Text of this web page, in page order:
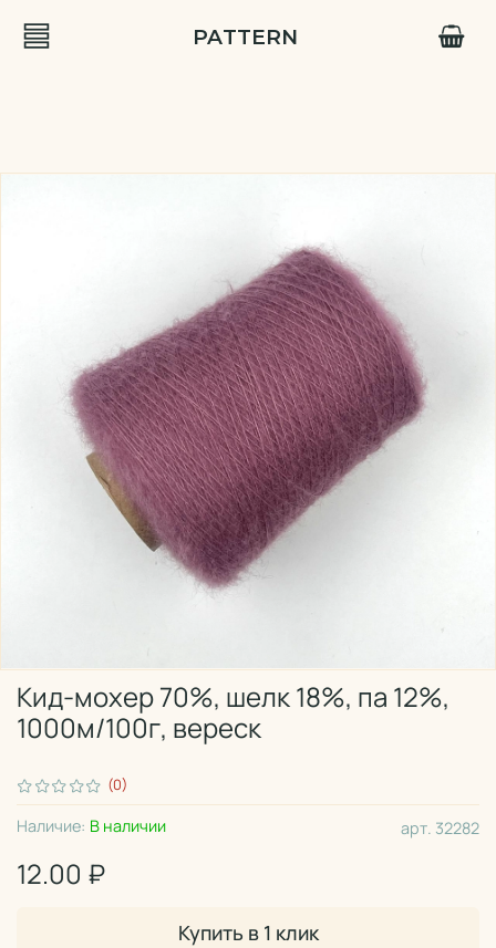
PATTERN
(0)
арт. 32282
Наличие: В наличии
Кид-мохер 70%, шелк 18%, па 12%,
1000м/100г, вереск
12.00 ₽
Купить в 1 клик